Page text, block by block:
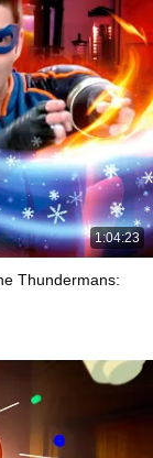
1:04:23
Thundermans: